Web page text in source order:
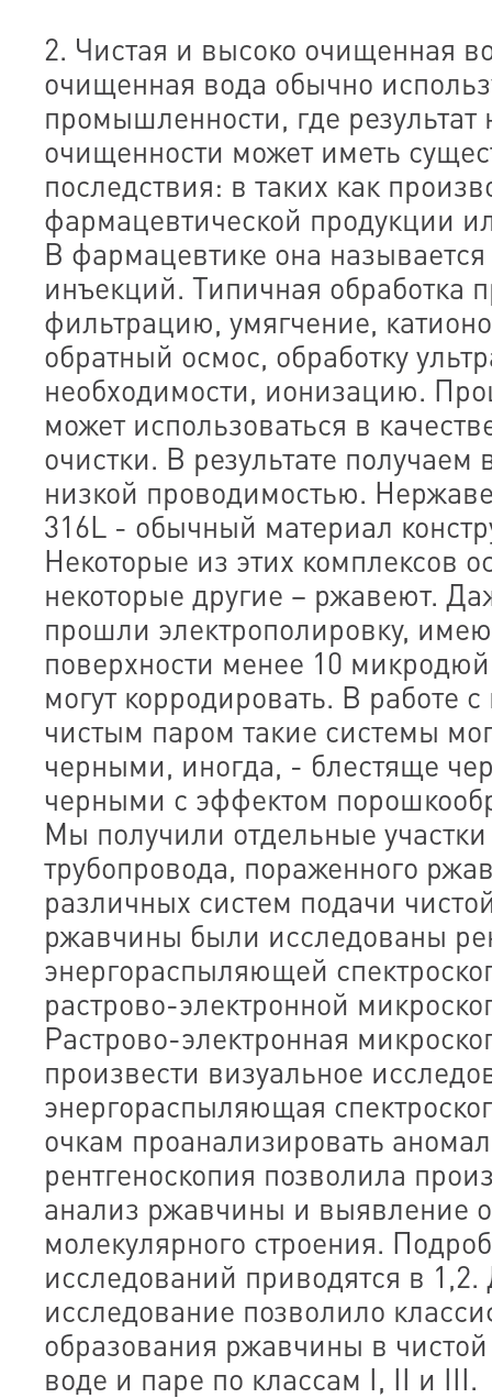
2. Чистая и высоко очищенная
очищенная вода обычно
промышленности, где результат
очищенности может иметь
последствия: в таких как
фармацевтической продукции
В фармацевтике она
инъекций. Типичная обработка
фильтрацию, умягчение,
обратный осмос, обработку
необходимости, ионизацию.
может использоваться в
очистки. В результате получаем
низкой проводимостью.
316L - обычный материал
Некоторые из этих комплексов
некоторые другие – ржавеют.
прошли электрополировку,
поверхности менее 10
могут корродировать. В работе
чистым паром такие системы
черными, иногда, - блестяще
черными с эффектом
Мы получили отдельные
трубопровода, пораженного
различных систем подачи
ржавчины были исследованы
энергораспыляющей
растрово-электронной
Растрово-электронная
произвести визуальное
энергораспыляющая
очкам проанализировать
рентгеноскопия позволила
анализ ржавчины и выявление
молекулярного строения.
исследований приводятся в
исследование позволило
образования ржавчины в
воде и паре по классам I, II и III.